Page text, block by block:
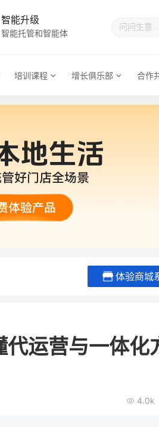
智能升级
智能托管和智能体
培训课程 增长俱乐部 合作
体验商城
运营与一体化
4.0k
万
2 万人
私域样本打法！新希